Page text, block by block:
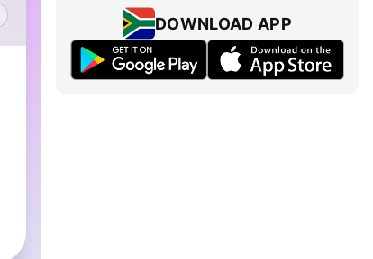
DOWNLOAD APP